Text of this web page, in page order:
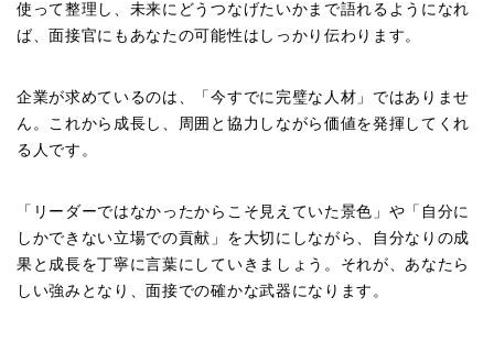
使って整理し、未来にどうつなげたいかまで語れるようになれ
ば、面接官にもあなたの可能性はしっかり伝わります。
企業が求めているのは、「今すでに完璧な人材」ではありませ
ん。これから成長し、周囲と協力しながら価値を発揮してくれ
る人です。
「リーダーではなかったからこそ見えていた景色」や「自分に
しかできない立場での貢献」を大切にしながら、自分なりの成
果と成長を丁寧に言葉にしていきましょう。それが、あなたら
しい強みとなり、面接での確かな武器になります。